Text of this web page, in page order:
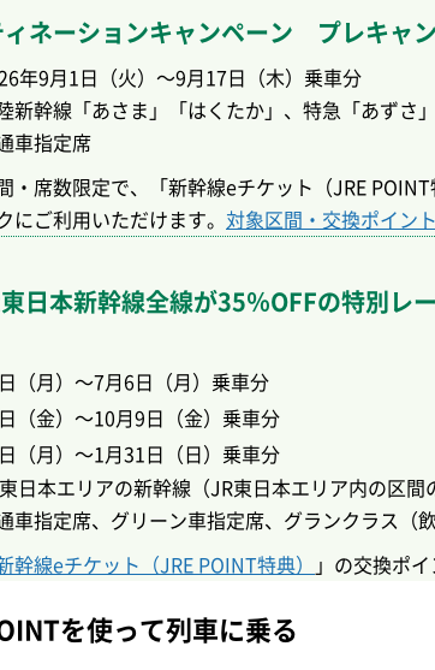
ネーションキャンペーン プレキャ
年9月1日（火）～9月17日（木）乗車分
新幹線「あさま」「はくたか」、特急「あずさ
車指定席
・席数限定で、「新幹線eチケット（JRE
にご利用いただけます。 対象区間・交換ポイン
日本新幹線全線が35％OFFの特別レ
（月）～7月6日（月）乗車分
（金）～10月9日（金）乗車分
（月）～1月31日（日）乗車分
日本エリアの新幹線（JR東日本エリア内の区間
車指定席、グリーン車指定席、グランクラス（
幹線eチケット（JRE POINT特典） 」の交換ポ
を使って列車に乗る